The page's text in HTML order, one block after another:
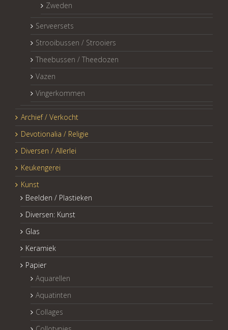
Zweden
Serveersets
Strooibussen / Strooiers
Theebussen / Theedozen
Vazen
Vingerkommen
Archief / Verkocht
Devotionalia / Religie
Diversen / Allerlei
Keukengerei
Kunst
Beelden / Plastieken
Diversen: Kunst
Glas
Keramiek
Papier
Aquarellen
Aquatinten
Collages